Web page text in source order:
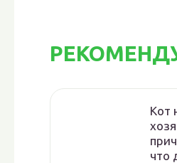
Кот
что